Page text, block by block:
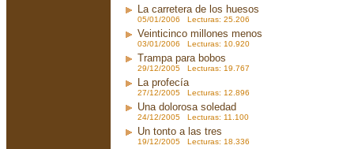
La carretera de los huesos
05/01/2006 Lecturas: 25.206
Veinticinco millones menos
03/01/2006 Lecturas: 10.920
Trampa para bobos
29/12/2005 Lecturas: 19.767
La profecía
27/12/2005 Lecturas: 12.896
Una dolorosa soledad
24/12/2005 Lecturas: 11.100
Un tonto a las tres
19/12/2005 Lecturas: 18.336